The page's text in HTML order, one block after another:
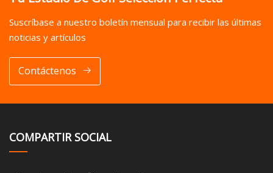
Suscríbase a nuestro boletín mensual para recibir las últimas
noticias y artículos
Contáctenos
COMPARTIR SOCIAL